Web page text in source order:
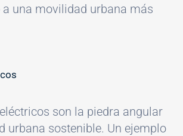
una movilidad urbana más
son la piedra angular
urbana sostenible. Un ejemplo